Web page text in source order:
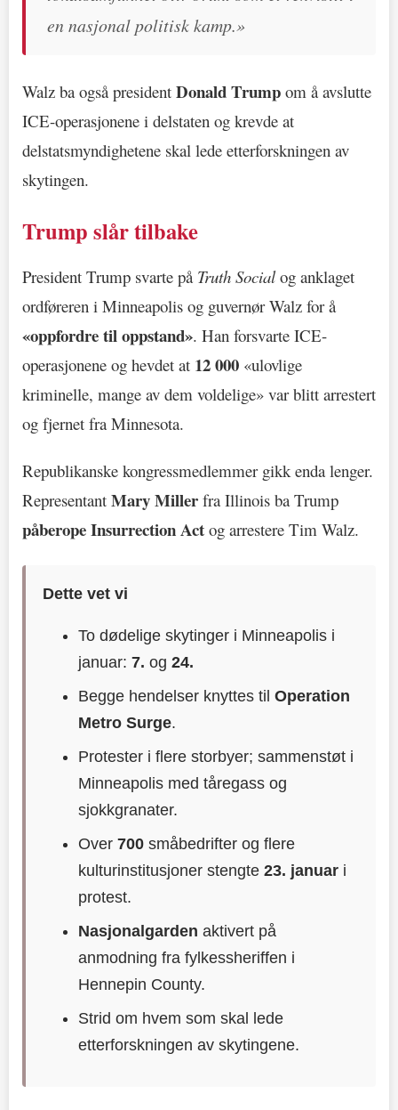
en nasjonal politisk kamp.»
Walz ba også president Donald Trump om å avslutte
ICE-operasjonene i delstaten og krevde at
delstatsmyndighetene skal lede etterforskningen av
skytingen.
Trump slår tilbake
President Trump svarte på Truth Socialog anklaget
ordføreren i Minneapolis og guvernør Walz for å
«oppfordre til oppstand». Han forsvarte ICE-
operasjonene og hevdet at 12 000 «ulovlige
kriminelle, mange av dem voldelige» var blitt arrestert
og fjernet fra Minnesota.
Republikanske kongressmedlemmer gikk enda lenger.
Representant Mary Miller fra Illinois ba Trump
påberope Insurrection Act og arrestere Tim Walz.
Dette vet vi
To dødelige skytinger i Minneapolis i
januar:7. og24.
Begge hendelser knyttes tilOperation
Metro Surge.
Protester i flere storbyer; sammenstøt i
Minneapolis med tåregass og
sjokkgranater.
Over700 småbedrifter og flere
kulturinstitusjoner stengte23. januar i
protest.
Nasjonalgarden aktivert på
anmodning fra fylkessheriffen i
Hennepin County.
Strid om hvem som skal lede
etterforskningen av skytingene.